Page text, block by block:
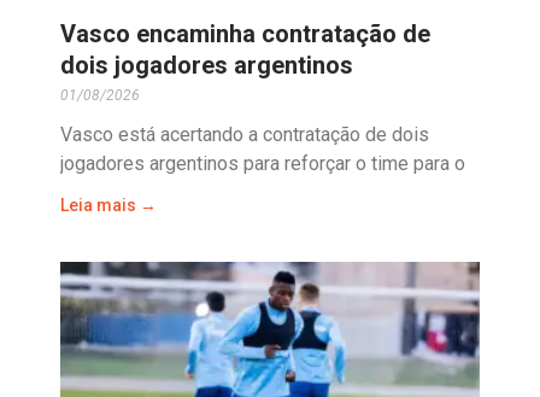
Vasco encaminha contratação de
dois jogadores argentinos
01/08/2026
Vasco está acertando a contratação de dois
jogadores argentinos para reforçar o time para o
Leia mais →